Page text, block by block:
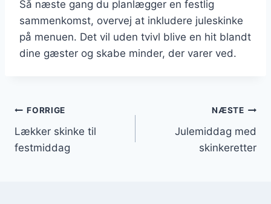
Så næste gang du planlægger en festlig
sammenkomst, overvej at inkludere juleskinke
på menuen. Det vil uden tvivl blive en hit blandt
dine gæster og skabe minder, der varer ved.
Indlægsnavigation
FORRIGE
Lækker skinke til
festmiddag
NÆSTE
Julemiddag med
skinkeretter